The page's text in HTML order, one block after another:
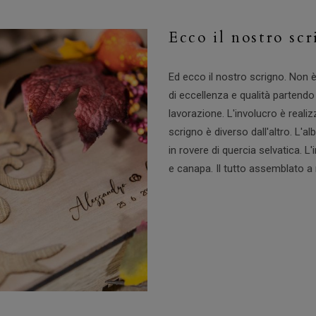
Ecco il nostro
Ed ecco il nostro scrigno. Non
di eccellenza e qualità
lavorazione. L'involucro è
scrigno è diverso dall'altro.
in rovere di quercia selvatica.
e canapa. Il tutto assemblato a